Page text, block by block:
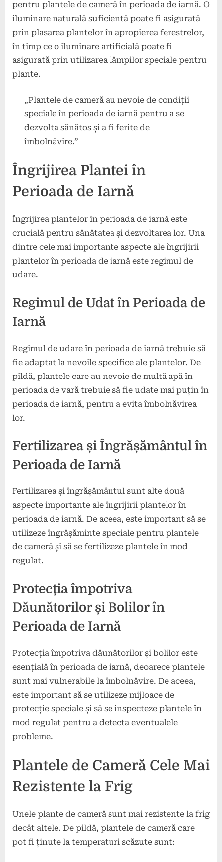
pentru plantele de cameră în perioada de iarnă. O
iluminare naturală suficientă poate fi asigurată
prin plasarea plantelor în apropierea ferestrelor,
în timp ce o iluminare artificială poate fi
asigurată prin utilizarea lămpilor speciale pentru
plante.
„Plantele de cameră au nevoie de condiții
speciale în perioada de iarnă pentru a se
dezvolta sănătos și a fi ferite de
îmbolnăvire.”
Îngrijirea Plantei în
Perioada de Iarnă
Îngrijirea plantelor în perioada de iarnă este
crucială pentru sănătatea și dezvoltarea lor. Una
dintre cele mai importante aspecte ale îngrijirii
plantelor în perioada de iarnă este regimul de
udare.
Regimul de Udat în Perioada de
Iarnă
Regimul de udare în perioada de iarnă trebuie să
fie adaptat la nevoile specifice ale plantelor. De
pildă, plantele care au nevoie de multă apă în
perioada de vară trebuie să fie udate mai puțin în
perioada de iarnă, pentru a evita îmbolnăvirea
lor.
Fertilizarea și Îngrășământul în
Perioada de Iarnă
Fertilizarea și îngrășământul sunt alte două
aspecte importante ale îngrijirii plantelor în
perioada de iarnă. De aceea, este important să se
utilizeze îngrășăminte speciale pentru plantele
de cameră și să se fertilizeze plantele în mod
regulat.
Protecția împotriva
Dăunătorilor și Bolilor în
Perioada de Iarnă
Protecția împotriva dăunătorilor și bolilor este
esențială în perioada de iarnă, deoarece plantele
sunt mai vulnerabile la îmbolnăvire. De aceea,
este important să se utilizeze mijloace de
protecție speciale și să se inspecteze plantele în
mod regulat pentru a detecta eventualele
probleme.
Plantele de Cameră Cele Mai
Rezistente la Frig
Unele plante de cameră sunt mai rezistente la frig
decât altele. De pildă, plantele de cameră care
pot fi ținute la temperaturi scăzute sunt: